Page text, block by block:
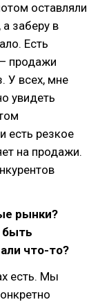
оставляли
заберу в
Есть
продажи
У всех, мне
увидеть
есть резкое
на продажи.
рынки?
быть
что-то?
есть. Мы